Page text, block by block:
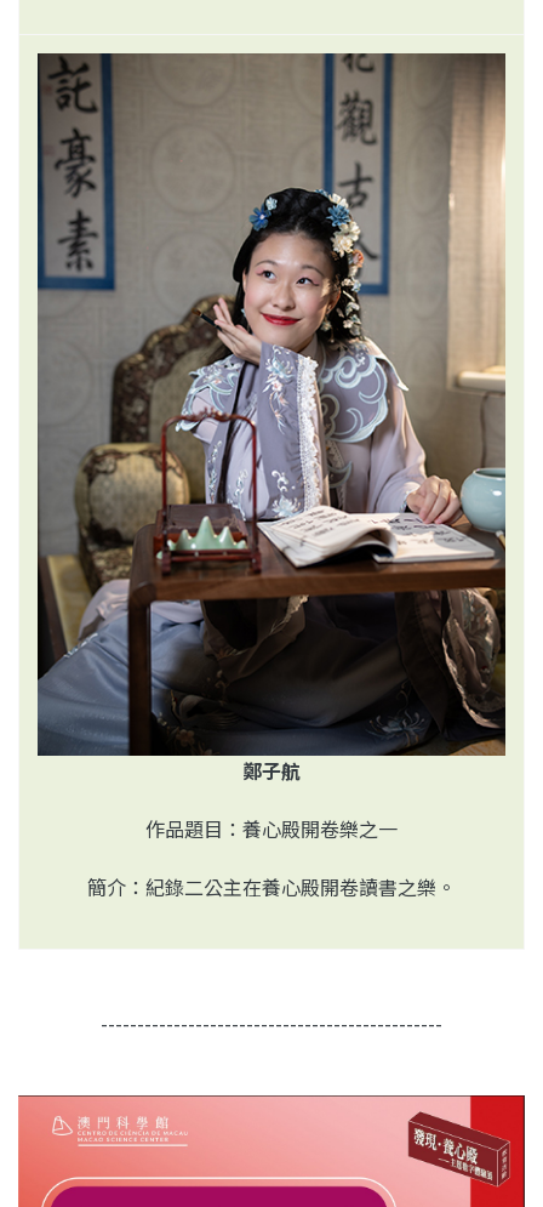
鄭子航
作品題目：養心殿開卷樂之一
簡介：紀錄二公主在養心殿開卷讀書之樂。
-----------------------------------------------